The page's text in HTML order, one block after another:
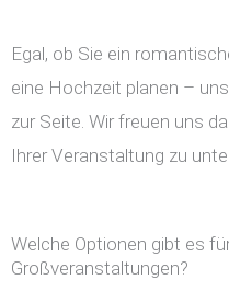
Egal, ob Sie ein
eine Hochzeit planen –
zur Seite. Wir freuen uns
Ihrer Veranstaltung zu
Welche Optionen gibt es
Großveranstaltungen?